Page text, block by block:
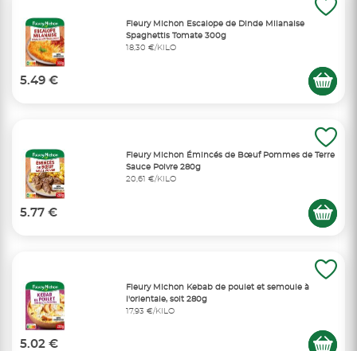
Fleury Michon Escalope de Dinde Milanaise
Spaghettis Tomate 300g
18,30 €/KILO
5.49 €
Fleury Michon Émincés de Bœuf Pommes de Terre
Sauce Poivre 280g
20,61 €/KILO
5.77 €
Fleury Michon Kebab de poulet et semoule à
l'orientale, soit 280g
17,93 €/KILO
5.02 €